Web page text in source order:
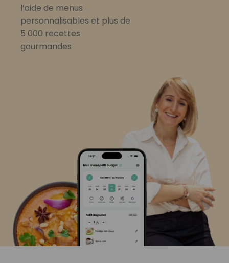
l’aide de menus
personnalisables et plus de
5 000 recettes
gourmandes